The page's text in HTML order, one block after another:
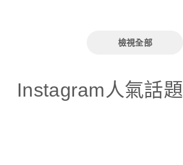
檢視全部
Instagram人氣話題